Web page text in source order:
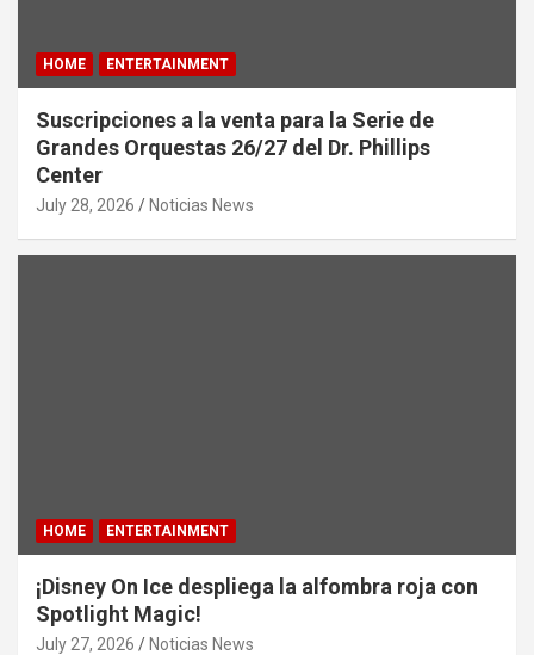
HOME ENTERTAINMENT
Suscripciones a la venta para la Serie de
Grandes Orquestas 26/27 del Dr. Phillips
Center
July 28, 2026 Noticias News
HOME ENTERTAINMENT
¡Disney On Ice despliega la alfombra roja con
Spotlight Magic!
July 27, 2026 Noticias News